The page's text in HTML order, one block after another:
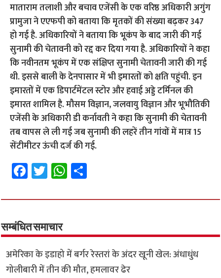
माताराम तलाशी और बचाव एजेंसी के एक वरिष्ठ अधिकारी अगुंग
प्रामुजा ने एएफपी को बताया कि मृतकों की संख्या बढ़कर 347
हो गई है. अधिकारियों ने बताया कि भूकंप के बाद जारी की गई
सुनामी की चेतावनी को रद्द कर दिया गया है. अधिकारियों ने कहा
कि नवीनतम भूकंप में एक संक्षिप्त सुनामी चेतावनी जारी की गई
थी. इससे बाली के देनपासार में भी इमारतों को क्षति पहुंची. इन
इमारतों में एक डिपार्टमेंटल स्टोर और हवाई अड्डे टर्मिनल की
इमारत शामिल है. मौसम विज्ञान, जलवायु विज्ञान और भूभौतिकी
एजेंसी के अधिकारी डी कर्नावती ने कहा कि सुनामी की चेतावनी
तब वापस ले ली गई जब सुनामी की लहरें तीन गांवों में मात्र 15
सेंटीमीटर ऊंची दर्ज की गई.
Fa
ce
b
o
o
k
T
wi
tt
er
W
h
at
p
p
ar
सम्बंधित समाचार
अमेरिका के इडाहो में बर्गर रेस्तरां के अंदर खूनी खेल: अंधाधुंध
गोलीबारी में तीन की मौत, हमलावर ढेर